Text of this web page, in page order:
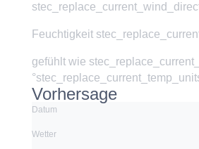
Feuchtigkeit
gefühlt wie
Vorhersage
Datum
Wetter